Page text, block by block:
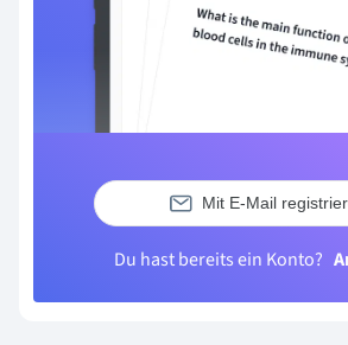
Mit E-Mail
Du hast bereits ein Konto?